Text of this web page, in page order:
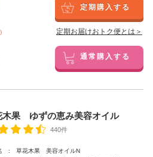
定期購入する
定期お届けおトク便とは＞
通常購入する
木果 ゆずの恵み美容オイル
440件
: 草花木果 美容オイルN